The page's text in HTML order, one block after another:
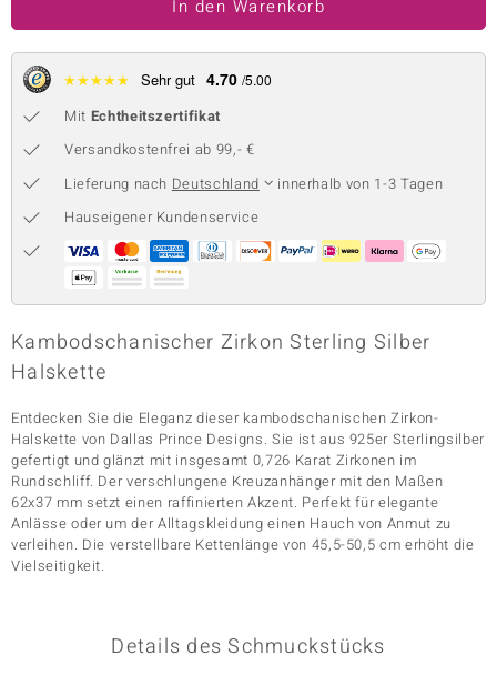
BY DE MELO
In den Warenkorb
★★★★★ Sehr gut 4.70 /5.00
Mit Echtheitszertifikat
Versandkostenfrei ab 99,- €
Lieferung nach Deutschland
innerhalb von 1-3 Tagen
Hauseigener Kundenservice
Kambodschanischer Zirkon Sterling Silber
Halskette
Entdecken Sie die Eleganz dieser kambodschanischen Zirkon-
Halskette von Dallas Prince Designs. Sie ist aus 925er Sterlingsilber
gefertigt und glänzt mit insgesamt 0,726 Karat Zirkonen im
Rundschliff. Der verschlungene Kreuzanhänger mit den Maßen
62x37 mm setzt einen raffinierten Akzent. Perfekt für elegante
Anlässe oder um der Alltagskleidung einen Hauch von Anmut zu
verleihen. Die verstellbare Kettenlänge von 45,5-50,5 cm erhöht die
Vielseitigkeit.
Details des Schmuckstücks